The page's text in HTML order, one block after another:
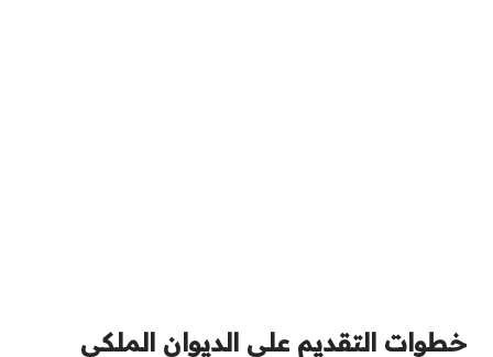
خطوات التقديم على الديوان الملكي